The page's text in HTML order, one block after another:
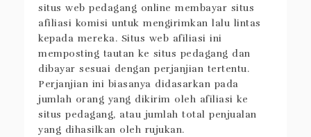
situs web pedagang online membayar situs
afiliasi komisi untuk mengirimkan lalu lintas
kepada mereka. Situs web afiliasi ini
memposting tautan ke situs pedagang dan
dibayar sesuai dengan perjanjian tertentu.
Perjanjian ini biasanya didasarkan pada
jumlah orang yang dikirim oleh afiliasi ke
situs pedagang, atau jumlah total penjualan
yang dihasilkan oleh rujukan.